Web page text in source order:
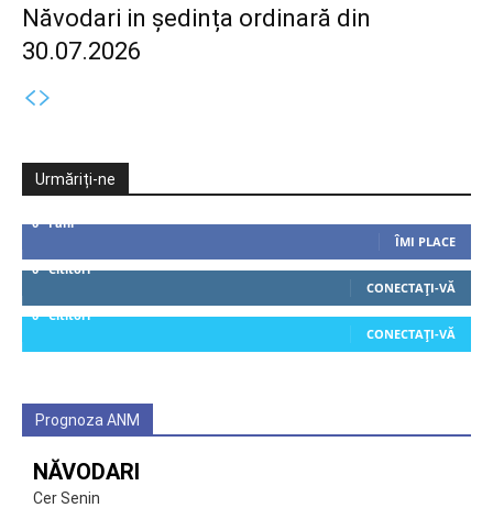
Năvodari in ședința ordinară din
30.07.2026
Urmăriți-ne
0 Fani
ÎMI PLACE
0 Cititori
CONECTAȚI-VĂ
0 Cititori
CONECTAȚI-VĂ
Prognoza ANM
NĂVODARI
Cer Senin